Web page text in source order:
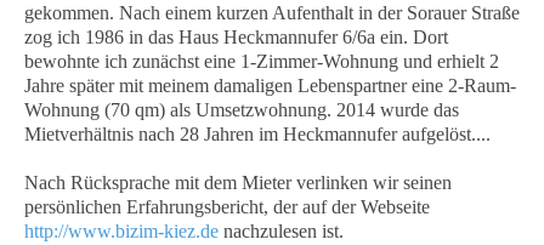
gekommen. Nach einem kurzen Aufenthalt in der Sorauer Straße
zog ich 1986 in das Haus Heckmannufer 6/6a ein. Dort
bewohnte ich zunächst eine 1-Zimmer-Wohnung und erhielt 2
Jahre später mit meinem damaligen Lebenspartner eine 2-Raum-
Wohnung (70 qm) als Umsetzwohnung. 2014 wurde das
Mietverhältnis nach 28 Jahren im Heckmannufer aufgelöst....
Nach Rücksprache mit dem Mieter verlinken wir seinen
persönlichen Erfahrungsbericht, der auf der Webseite
http://www.bizim-kiez.de nachzulesen ist.